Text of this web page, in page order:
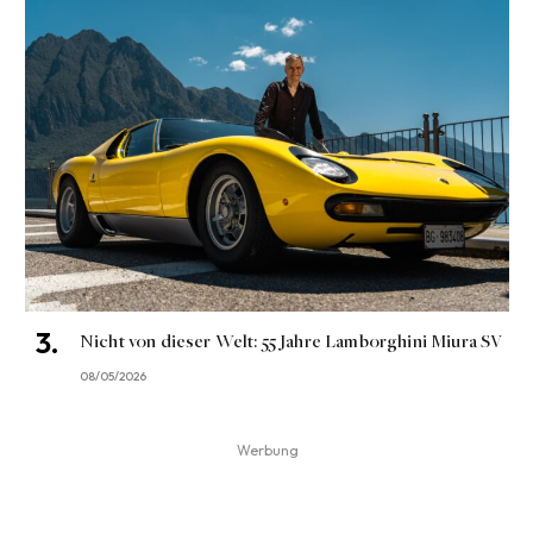
Nicht von dieser Welt: 55 Jahre Lamborghini Miura SV
08/05/2026
Werbung